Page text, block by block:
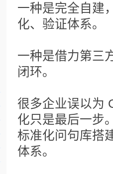
一种是完全自建
化、验证体系。
一种是借力第三
闭环。
很多企业误以为
化只是最后一步
标准化问句库搭
体系。